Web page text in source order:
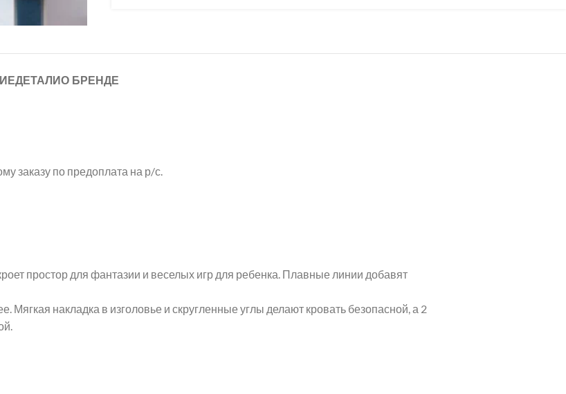
ДЕТАЛИО БРЕНДЕ
заказу по предоплата на р/с.
простор для фантазии и веселых игр для ребенка. Плавные линии добавят
Мягкая накладка в изголовье и скругленные углы делают кровать безопасной, а 2